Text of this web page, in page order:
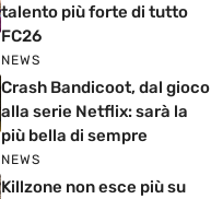
talento più forte di tutto
FC26
NEWS
Crash Bandicoot, dal gioco
alla serie Netflix: sarà la
più bella di sempre
NEWS
Killzone non esce più su